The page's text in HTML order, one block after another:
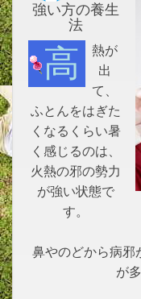
強い方の養生
法
高熱が
出
て、
ふとんをはぎた
くなるくらい暑
く感じるのは、
火熱の邪の勢力
が強い状態で
す。
鼻やのどから病邪
が